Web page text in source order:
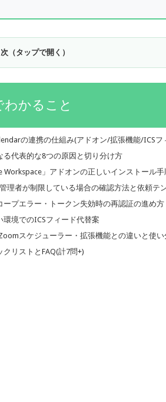
（タップで開く）
わかること
の連携の仕組み(アドオン/拡張機能/ICSフ
る代表的な8つの原因と切り分け方
Workspace」アドオンの正しいインストール手
理者が制限している場合の確認方法と依頼テ
ープエラー・トークン失効時の再認証の進め方
環境でのICSフィード代替案
スケジューラー・拡張機能との違いと使い
リストとFAQ(計7問+)